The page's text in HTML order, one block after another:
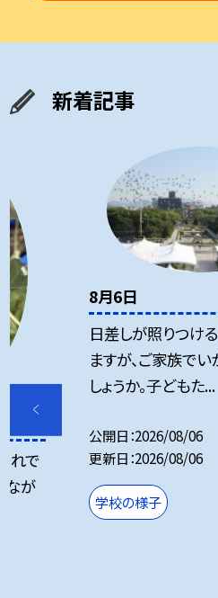
新着記事
れで
なが
8月6日
日差しが照りつけ
ますが、ご家族で
しょうか。子どもた...
公開日 2026/08/06
更新日 2026/08/06
学校の様子